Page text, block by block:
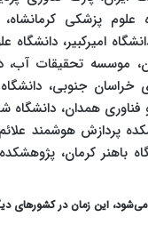
علوم پزشکی
امیرکبیر، دانشگاه
موسسه تحقیقات
خراسان جنوبی،
همدان، دانشگاه
پردازش هوشمند
باهنر کرمان،
می‌شود، این زمان در